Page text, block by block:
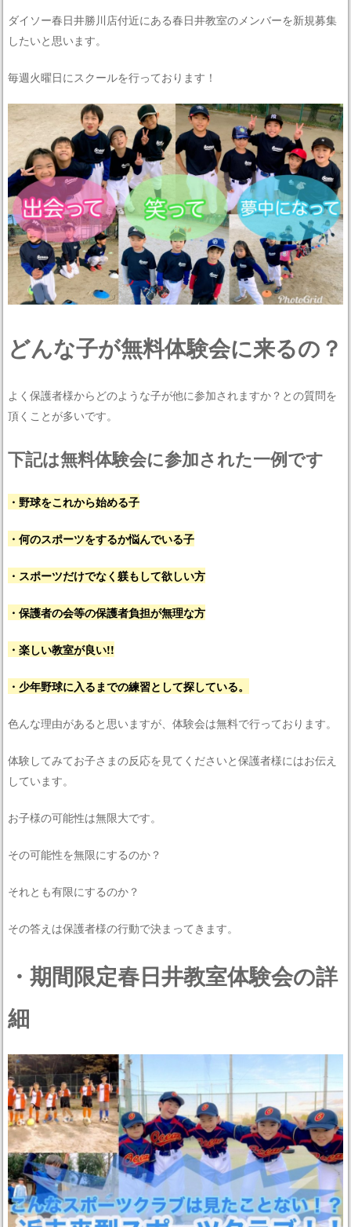
ダイソー春日井勝川店付近にある春日井教室のメンバーを新規募集
したいと思います。
毎週火曜日にスクールを行っております！
どんな子が無料体験会に来るの？
よく保護者様からどのような子が他に参加されますか？との質問を
頂くことが多いです。
下記は無料体験会に参加された一例です
・野球をこれから始める子
・何のスポーツをするか悩んでいる子
・スポーツだけでなく躾もして欲しい方
・保護者の会等の保護者負担が無理な方
・楽しい教室が良い!!
・少年野球に入るまでの練習として探している。
色んな理由があると思いますが、体験会は無料で行っております。
体験してみてお子さまの反応を見てくださいと保護者様にはお伝え
しています。
お子様の可能性は無限大です。
その可能性を無限にするのか？
それとも有限にするのか？
その答えは保護者様の行動で決まってきます。
・期間限定春日井教室体験会の詳
細